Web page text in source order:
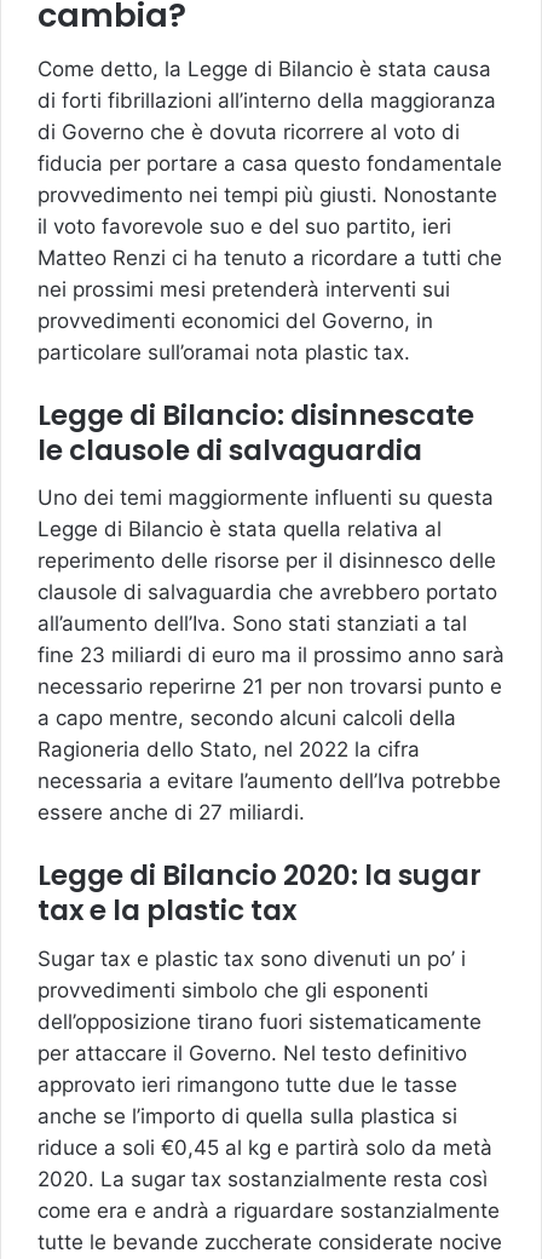
cambia?
Come detto, la Legge di Bilancio è stata causa
di forti fibrillazioni all’interno della maggioranza
di Governo che è dovuta ricorrere al voto di
fiducia per portare a casa questo fondamentale
provvedimento nei tempi più giusti. Nonostante
il voto favorevole suo e del suo partito, ieri
Matteo Renzi ci ha tenuto a ricordare a tutti che
nei prossimi mesi pretenderà interventi sui
provvedimenti economici del Governo, in
particolare sull’oramai nota plastic tax.
Legge di Bilancio: disinnescate
le clausole di salvaguardia
Uno dei temi maggiormente influenti su questa
Legge di Bilancio è stata quella relativa al
reperimento delle risorse per il disinnesco delle
clausole di salvaguardia che avrebbero portato
all’aumento dell’Iva. Sono stati stanziati a tal
fine 23 miliardi di euro ma il prossimo anno sarà
necessario reperirne 21 per non trovarsi punto e
a capo mentre, secondo alcuni calcoli della
Ragioneria dello Stato, nel 2022 la cifra
necessaria a evitare l’aumento dell’Iva potrebbe
essere anche di 27 miliardi.
Legge di Bilancio 2020: la sugar
tax e la plastic tax
Sugar tax e plastic tax sono divenuti un po’ i
provvedimenti simbolo che gli esponenti
dell’opposizione tirano fuori sistematicamente
per attaccare il Governo. Nel testo definitivo
approvato ieri rimangono tutte due le tasse
anche se l’importo di quella sulla plastica si
riduce a soli €0,45 al kg e partirà solo da metà
2020. La sugar tax sostanzialmente resta così
come era e andrà a riguardare sostanzialmente
tutte le bevande zuccherate considerate nocive